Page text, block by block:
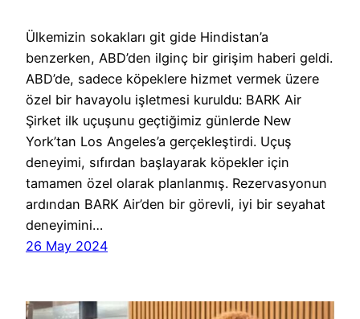
Ülkemizin sokakları git gide Hindistan’a
benzerken, ABD’den ilginç bir girişim haberi geldi.
ABD’de, sadece köpeklere hizmet vermek üzere
özel bir havayolu işletmesi kuruldu: BARK Air
Şirket ilk uçuşunu geçtiğimiz günlerde New
York’tan Los Angeles’a gerçekleştirdi. Uçuş
deneyimi, sıfırdan başlayarak köpekler için
tamamen özel olarak planlanmış. Rezervasyonun
ardından BARK Air’den bir görevli, iyi bir seyahat
deneyimini…
26 May 2024